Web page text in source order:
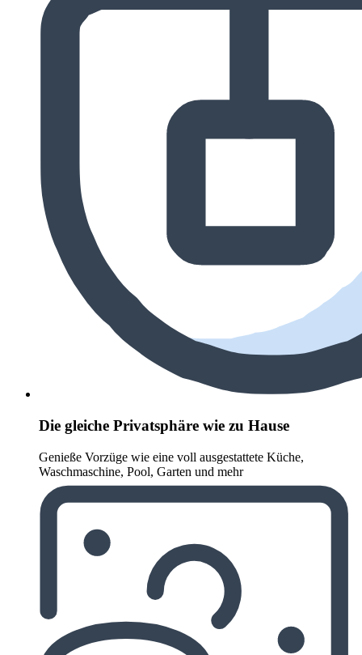
Die gleiche Privatsphäre wie zu Hause
Genieße Vorzüge wie eine voll ausgestattete Küche,
Waschmaschine, Pool, Garten und mehr